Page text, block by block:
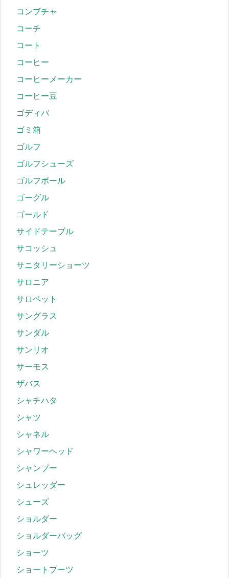
コンブチャ
コーチ
コート
コーヒー
コーヒーメーカー
コーヒー豆
ゴディバ
ゴミ箱
ゴルフ
ゴルフシューズ
ゴルフボール
ゴーグル
ゴールド
サイドテーブル
サコッシュ
サニタリーショーツ
サロニア
サロペット
サングラス
サンダル
サンリオ
サーモス
ザバス
シャチハタ
シャツ
シャネル
シャワーヘッド
シャンプー
シュレッダー
シューズ
ショルダー
ショルダーバッグ
ショーツ
ショートブーツ